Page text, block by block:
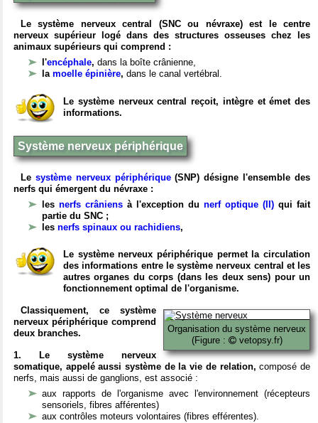
Le système nerveux central (SNC ou névraxe) est le centre
nerveux supérieur logé dans des structures osseuses chez les
animaux supérieurs qui comprend :
l'encéphale, dans la boîte crânienne,
la moelle épinière, dans le canal vertébral.
Le système nerveux central reçoit, intègre et émet des
informations.
Système nerveux périphérique
Le système nerveux périphérique(SNP) désigne l'ensemble des
nerfs qui émergent du névraxe :
les nerfs crâniens à l'exception du nerf optique (II) qui fait
partie du SNC ;
les nerfs spinaux ou rachidiens,
Le système nerveux périphérique permet la circulation
des informations entre le système nerveux central et les
autres organes du corps (dans les deux sens) pour un
fonctionnement optimal de l'organisme.
Organisation du système nerveux
(Figure :
vetopsy.fr)
Classiquement, ce système
nerveux périphérique comprend
deux branches.
1. Le système nerveux
somatique, appelé aussi système de la vie de relation, composé de
nerfs, mais aussi de ganglions, est associé :
aux rapports de l'organisme avec l'environnement (récepteurs
sensoriels, fibres afférentes)
aux contrôles moteurs volontaires (fibres efférentes).